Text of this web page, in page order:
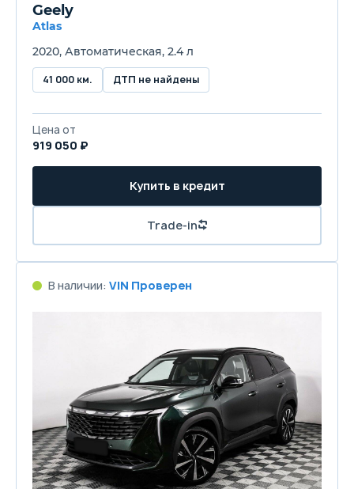
Geely
Atlas
2020, Автоматическая, 2.4 л
41 000 км. ДТП не найдены
Цена от
919 050 ₽
Купить в кредит
Trade-in
В наличии: VIN Проверен